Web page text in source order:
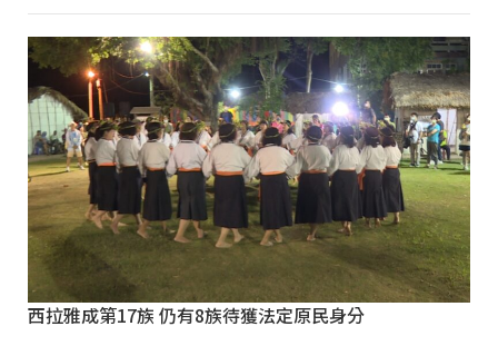
西拉雅成第17族 仍有8族待獲法定原民身分